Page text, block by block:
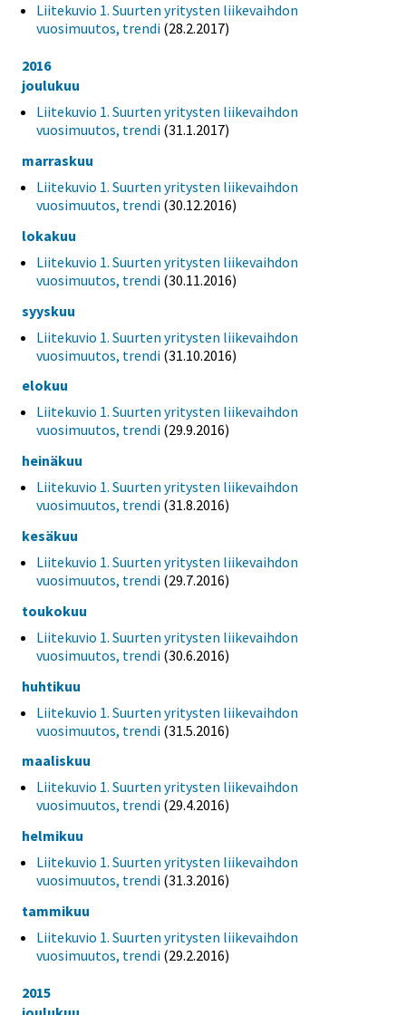
Liitekuvio 1. Suurten yritysten liikevaihdon
vuosimuutos, trendi (28.2.2017)
2016
joulukuu
Liitekuvio 1. Suurten yritysten liikevaihdon
vuosimuutos, trendi (31.1.2017)
marraskuu
Liitekuvio 1. Suurten yritysten liikevaihdon
vuosimuutos, trendi (30.12.2016)
lokakuu
Liitekuvio 1. Suurten yritysten liikevaihdon
vuosimuutos, trendi (30.11.2016)
syyskuu
Liitekuvio 1. Suurten yritysten liikevaihdon
vuosimuutos, trendi (31.10.2016)
elokuu
Liitekuvio 1. Suurten yritysten liikevaihdon
vuosimuutos, trendi (29.9.2016)
heinäkuu
Liitekuvio 1. Suurten yritysten liikevaihdon
vuosimuutos, trendi (31.8.2016)
kesäkuu
Liitekuvio 1. Suurten yritysten liikevaihdon
vuosimuutos, trendi (29.7.2016)
toukokuu
Liitekuvio 1. Suurten yritysten liikevaihdon
vuosimuutos, trendi (30.6.2016)
huhtikuu
Liitekuvio 1. Suurten yritysten liikevaihdon
vuosimuutos, trendi (31.5.2016)
maaliskuu
Liitekuvio 1. Suurten yritysten liikevaihdon
vuosimuutos, trendi (29.4.2016)
helmikuu
Liitekuvio 1. Suurten yritysten liikevaihdon
vuosimuutos, trendi (31.3.2016)
tammikuu
Liitekuvio 1. Suurten yritysten liikevaihdon
vuosimuutos, trendi (29.2.2016)
2015